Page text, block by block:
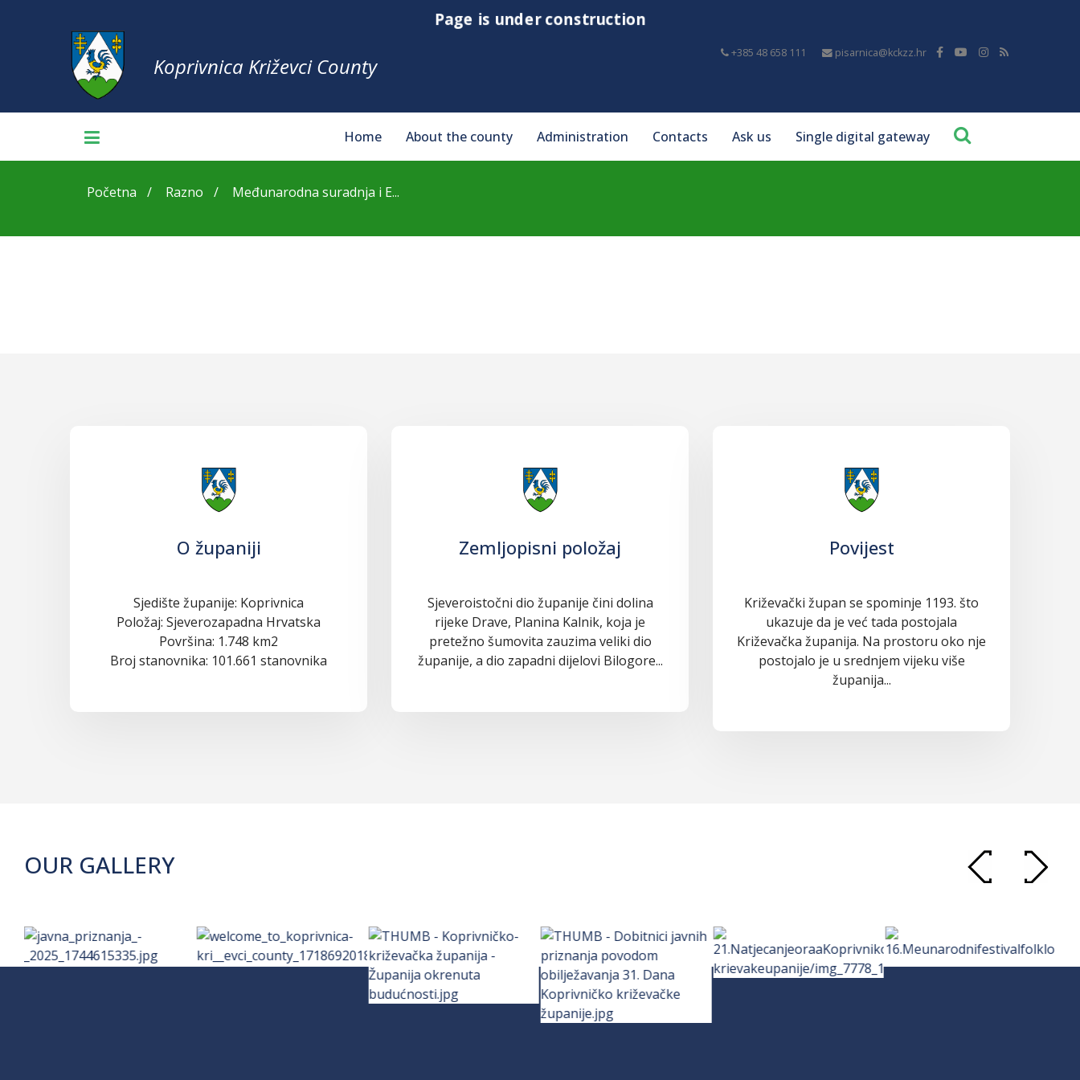
Page is under construction
+385 48 658 111 pisarnica@kckzz.hr
Koprivnica Križevci County
Home About the county Administration Contacts Ask us Single digital gateway
Početna Razno Međunarodna suradnja i E...
O županiji
Sjedište županije: Koprivnica
Položaj: Sjeverozapadna Hrvatska
Površina: 1.748 km2
Broj stanovnika: 101.661 stanovnika
Zemljopisni položaj
Sjeveroistočni dio županije čini dolina
rijeke Drave, Planina Kalnik, koja je
pretežno šumovita zauzima veliki dio
županije, a dio zapadni dijelovi Bilogore...
Povijest
Križevački župan se spominje 1193. što
ukazuje da je već tada postojala
Križevačka županija. Na prostoru oko nje
postojalo je u srednjem vijeku više
županija...
OUR GALLERY